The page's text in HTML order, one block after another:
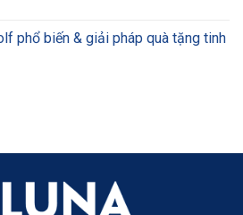
phổ biến & giải pháp quà tặng tinh